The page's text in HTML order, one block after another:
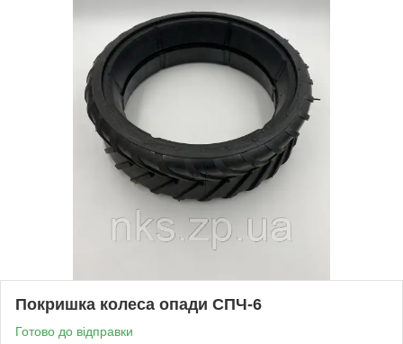
Покришка колеса опади СПЧ-6
Готово до відправки